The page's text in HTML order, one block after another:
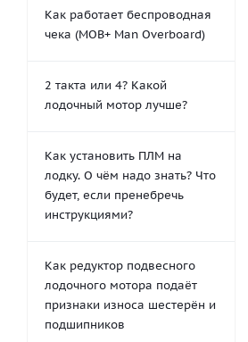
Как работает беспроводная
чека (MOB+ Man Overboard)
2 такта или 4? Какой
лодочный мотор лучше?
Как установить ПЛМ на
лодку. О чём надо знать? Что
будет, если пренебречь
инструкциями?
Как редуктор подвесного
лодочного мотора подаёт
признаки износа шестерён и
подшипников